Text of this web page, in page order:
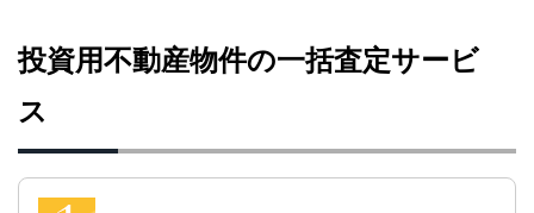
投資用不動産物件の一括査定サービ
ス